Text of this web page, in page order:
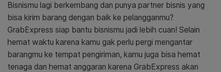
Bisnismu lagi berkembang dan punya partner bisnis yang
bisa kirim barang dengan baik ke pelangganmu?
GrabExpress siap bantu bisnismu jadi lebih cuan! Selain
hemat waktu karena kamu gak perlu pergi mengantar
barangmu ke tempat pengiriman, kamu juga bisa hemat
tenaga dan hemat anggaran karena GrabExpress akan